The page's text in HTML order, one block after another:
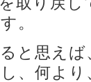
。
と思え
、何よ